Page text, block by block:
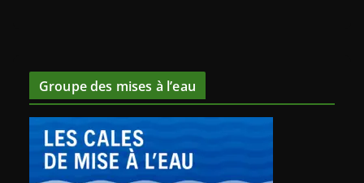
Groupe des mises à l’eau